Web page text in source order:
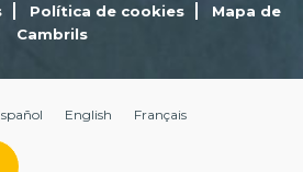
Política de cookies
Mapa de
Cambrils
English Français